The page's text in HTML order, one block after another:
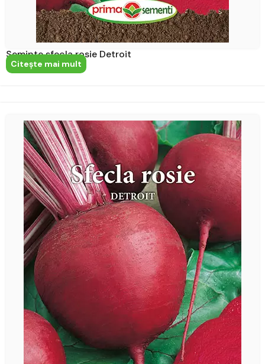
Seminte sfecla rosie Detroit
Citeşte mai mult